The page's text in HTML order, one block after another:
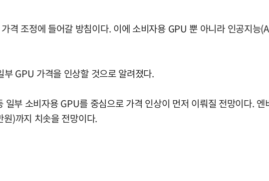
격 조정에 들어갈 방침이다. 이에 소비자용 GPU 뿐 아니라 인공지능
GPU 가격을 인상할 것으로 알려졌다.
부 소비자용 GPU를 중심으로 가격 인상이 먼저 이뤄질 전망이다.
)까지 치솟을 전망이다.